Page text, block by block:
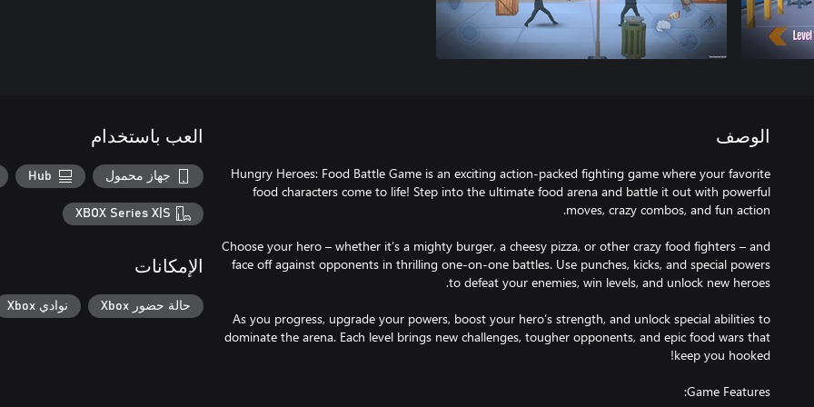
الوصف
Hungry Heroes: Food Battle Game is an exciting action-packed fighting game where your favorite
food characters come to life! Step into the ultimate food arena and battle it out with powerful
Choose your hero – whether it’s a mighty burger, a cheesy pizza, or other crazy food fighters – and
face off against opponents in thrilling one-on-one battles. Use punches, kicks, and special powers
As you progress, upgrade your powers, boost your hero’s strength, and unlock special abilities to
dominate the arena. Each level brings new challenges, tougher opponents, and epic food wars that
العب باستخدام
جهاز محمول Hub
XBOX Series X|S
الإمكانات
حالة حضور Xbox نوادي Xbox